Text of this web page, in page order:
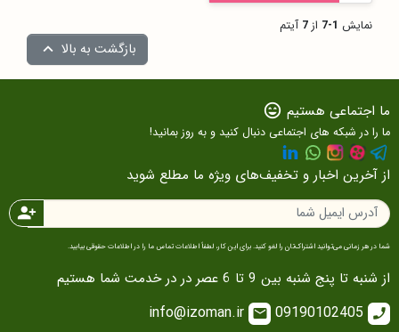
نمایش 1-7 از7 آیتم
بازگشت به بالا 
ما اجتماعی هستیم sentiment_very_satisfied
ما را در شبکه های اجتماعی دنبال کنید و به روز بمانید!
از آخرین اخبار و تخفیف‌های ویژه ما مطلع شوید
person_add
شما در هر زمانی می‌توانید اشتراک‌تان را لغو کنید. برای این کار، لطفاً اطلاعات تماس ما را در اطلاعات حقوقی بیابید.
از شنبه تا پنج شنبه بین 9 تا 6 عصر در در خدمت شما هستیم
call
09190102405
email